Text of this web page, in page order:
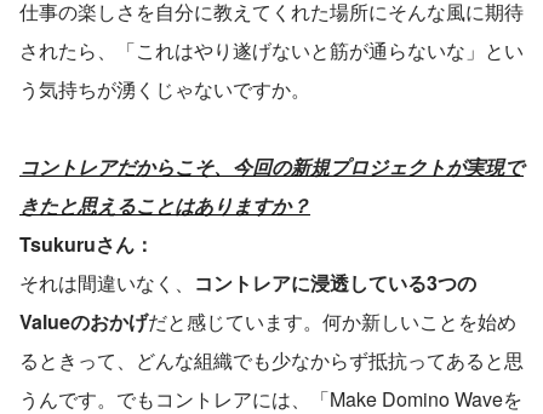
仕事の楽しさを自分に教えてくれた場所にそんな風に期待
されたら、「これはやり遂げないと筋が通らないな」とい
う気持ちが湧くじゃないですか。
コントレアだからこそ、今回の新規プロジェクトが実現で
きたと思えることはありますか？
Tsukuruさん：
それは間違いなく、 コントレアに浸透している3つの
Valueのおかげだと感じています。何か新しいことを始め
るときって、どんな組織でも少なからず抵抗ってあると思
うんです。でもコントレアには、「Make Domino Waveを